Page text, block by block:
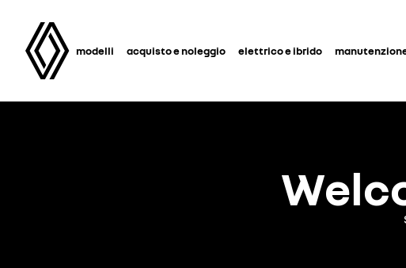
modelli acquisto e noleggio elettrico e ibrido